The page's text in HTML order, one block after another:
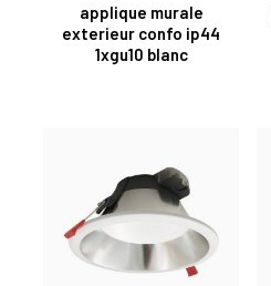
applique murale
exterieur confo ip44
1xgu10 blanc